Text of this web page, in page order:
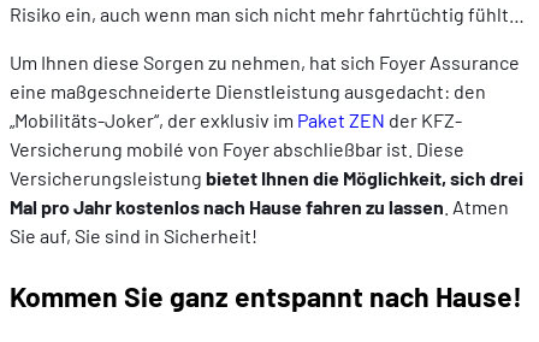
Risiko ein, auch wenn man sich nicht mehr fahrtüchtig fühlt…
Um Ihnen diese Sorgen zu nehmen, hat sich Foyer Assurance
eine maßgeschneiderte Dienstleistung ausgedacht: den
„Mobilitäts-Joker“, der exklusiv im Paket ZEN der KFZ-
Versicherung mobilé von Foyer abschließbar ist. Diese
Versicherungsleistung bietet Ihnen die Möglichkeit, sich drei
Mal pro Jahr kostenlos nach Hause fahren zu lassen . Atmen
Sie auf, Sie sind in Sicherheit!
Kommen Sie ganz entspannt nach Hause!